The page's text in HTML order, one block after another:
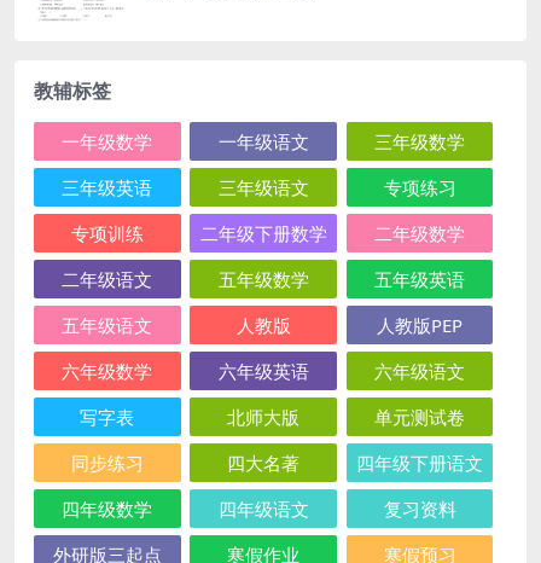
教辅标签
一年级数学 一年级语文
三年级数学
三年级英语
三年级语文
专项练习
专项训练
二年级下册数学
二年级数学
二年级语文
五年级数学
五年级英语
五年级语文
人教版
人教版PEP
六年级数学
六年级英语
六年级语文
写字表
北师大版
单元测试卷
同步练习
四大名著
四年级下册语文
四年级数学
四年级语文
复习资料
外研版三起点
寒假作业 寒假预习